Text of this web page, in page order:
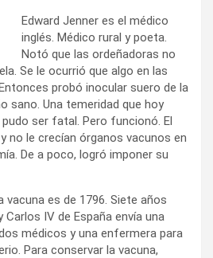
Edward Jenner es el médico
inglés. Médico rural y poeta.
Notó que las ordeñadoras no
Se le ocurrió que algo en las
probó inocular suero de la
sano. Una temeridad que hoy
ser fatal. Pero funcionó. El
no le crecían órganos vacunos en
De a poco, logró imponer su
es de 1796. Siete años
Carlos IV de España envía una
médicos y una enfermera para
Para conservar la vacuna,